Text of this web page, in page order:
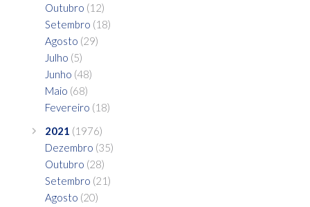
Outubro (12)
Setembro (18)
Agosto (29)
Julho (5)
Junho (48)
Maio (68)
Fevereiro (18)
2021 (1976)
Dezembro (35)
Outubro (28)
Setembro (21)
Agosto (20)